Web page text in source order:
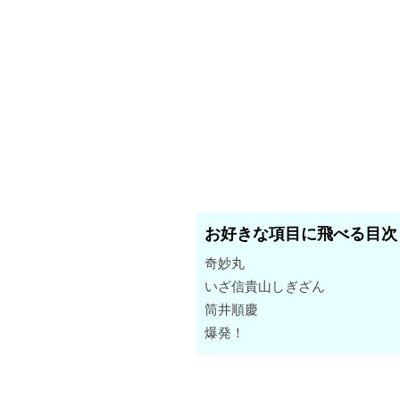
お好きな項目に飛べる目次
奇妙丸
いざ信貴山しぎざん
筒井順慶
爆発！